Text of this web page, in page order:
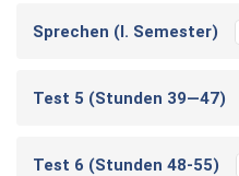
Sprechen (I. Semester)
Test 5 (Stunden 39—47)
Test 6 (Stunden 48-55)